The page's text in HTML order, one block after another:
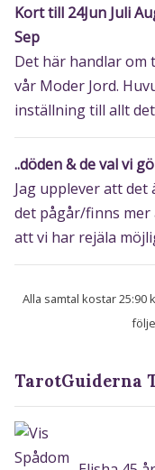
TarotGuiderna
Kort till 24Jun Juli
Sep
Det här handlar om
vår Moder Jord.
inställning till allt det
..döden & de val vi
Jag upplever att
det pågår/finns mer
att vi har rejäla
Alla samtal kostar